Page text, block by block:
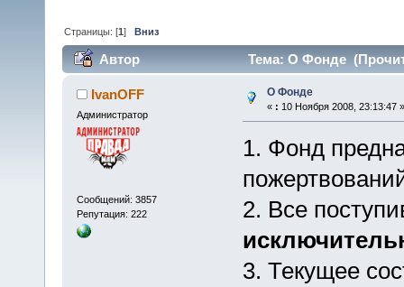
Страницы: [1]Вниз
Автор Тема: О Фонде
IvanOFF
Администратор
Сообщений: 3857
Репутация: 222
О Фонде
« : 10 Ноября 2008, 23:13:47 »
1. Фонд
2. Все
3. Текущее